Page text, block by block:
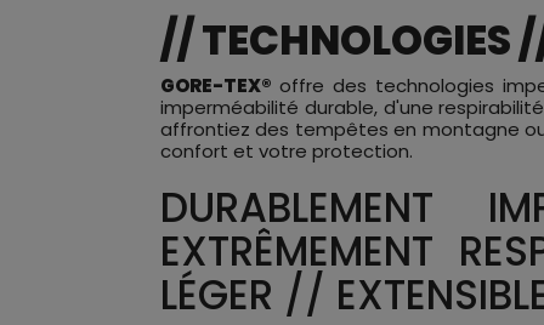
// TECHNOLOGIES
GORE-TEX® offre des technologies
imperméabilité durable, d'une
affrontiez des tempêtes en montagne ou
confort et votre protection.
DURABLEMENT
EXTRÊMEMENT
LÉGER //